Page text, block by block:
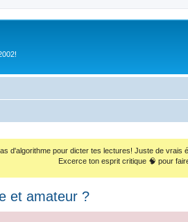
d'algorithme pour dicter tes lectures! Juste de vrais
Excerce ton esprit critique 🧠 pour
et amateur ?